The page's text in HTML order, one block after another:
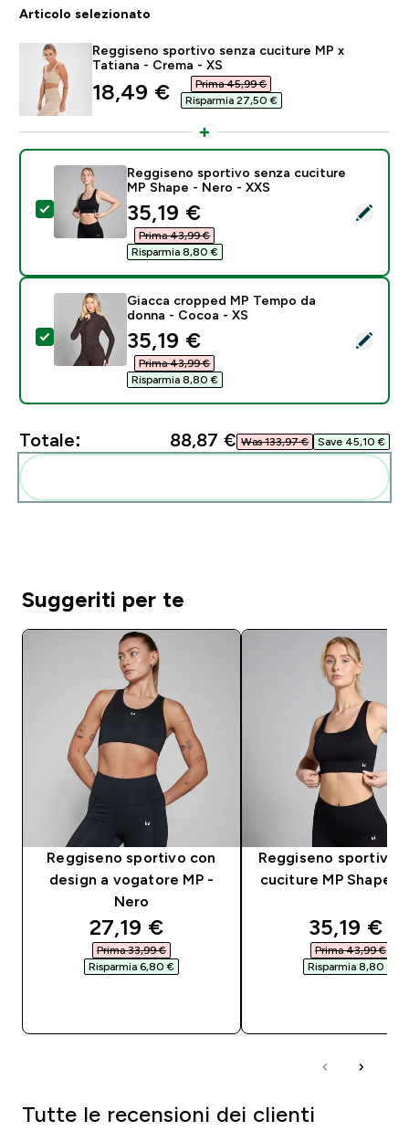
Articolo selezionato
Reggiseno sportivo senza cuciture MP x
Tatiana - Crema - XS
discounted price
18,49 €‎
Prima 45,99 €‎
Risparmia 27,50 €‎
Seleziona questo prodotto - Reggiseno sportivo
Reggiseno sportivo senza cuciture
MP Shape - Nero - XXS
discounted price
35,19 €‎
Prima 43,99 €‎
Risparmia 8,80 €‎
Seleziona questo prodotto - Giacca cropped MP
Giacca cropped MP Tempo da
donna - Cocoa - XS
discounted price
35,19 €‎
Prima 43,99 €‎
Risparmia 8,80 €‎
Totale: 88,87 €‎ Was 133,97 €‎ Save 45,10 €‎
Suggeriti per te
Reggiseno sportivo con
design a vogatore MP -
Nero
discounted price
27,19 €‎
Prima 33,99 €‎
Risparmia 6,80 €‎
Reggiseno sportivo
cuciture MP Shape -
35,19 €‎
Prima 43,99 €‎
Risparmia 8,80 €‎
Tutte le recensioni dei clienti